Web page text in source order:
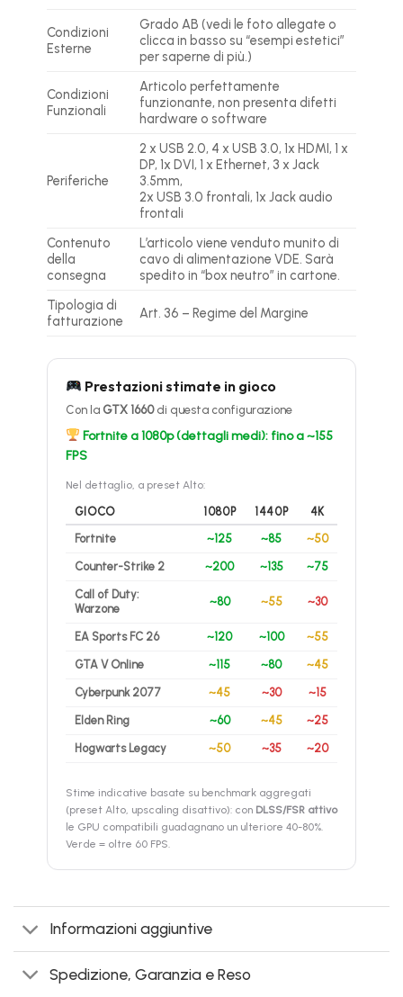
Condizioni
Esterne
Grado AB (vedi le foto allegate o
clicca in basso su “esempi estetici”
per saperne di più.)
Condizioni
Funzionali
Articolo perfettamente
funzionante, non presenta difetti
hardware o software
Periferiche
2 x USB 2.0, 4 x USB 3.0, 1x HDMI, 1 x
DP, 1x DVI, 1 x Ethernet, 3 x Jack
3.5mm,
2x USB 3.0 frontali, 1x Jack audio
frontali
Contenuto
della
consegna
L’articolo viene venduto munito di
cavo di alimentazione VDE. Sarà
spedito in “box neutro” in cartone.
Tipologia di
fatturazione
Art. 36 – Regime del Margine
Prestazioni stimate in gioco
Con la GTX 1660di questa configurazione
Fortnite a 1080p (dettagli medi): fino a ~155
FPS
Nel dettaglio, a preset Alto:
GIOCO 1080P 1440P
4K
Fortnite
~125 ~85 ~50
Counter-Strike 2 ~200 ~135 ~75
Call of Duty:
Warzone
~80 ~55 ~30
EA Sports FC 26 ~120 ~100 ~55
GTA V Online ~115 ~80 ~45
Cyberpunk 2077 ~45 ~30 ~15
Elden Ring ~60 ~45 ~25
Hogwarts Legacy ~50 ~35 ~20
Stime indicative basate su benchmark aggregati
(preset Alto, upscaling disattivo): con DLSS/FSR attivo
le GPU compatibili guadagnano un ulteriore 40-80%.
Verde = oltre 60 FPS.
Informazioni aggiuntive
Spedizione, Garanzia e Reso